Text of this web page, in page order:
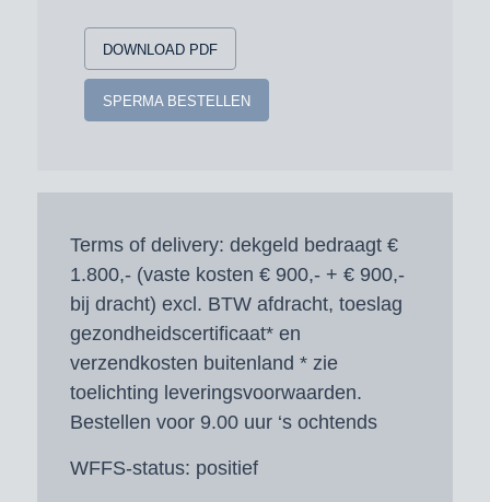
DOWNLOAD PDF
SPERMA BESTELLEN
Terms of delivery: dekgeld bedraagt €
1.800,- (vaste kosten € 900,- + € 900,-
bij dracht) excl. BTW afdracht, toeslag
gezondheidscertificaat* en
verzendkosten buitenland * zie
toelichting leveringsvoorwaarden.
Bestellen voor 9.00 uur ‘s ochtends
WFFS-status: positief